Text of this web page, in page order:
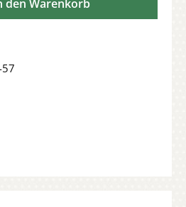
den Warenkorb